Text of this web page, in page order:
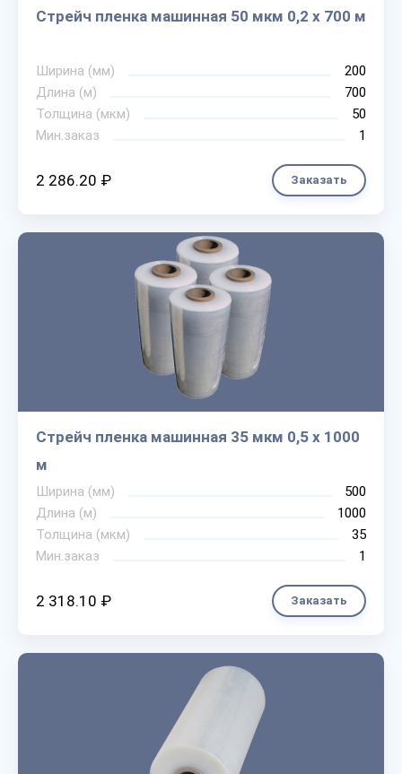
Стрейч пленка машинная 50 мкм 0,2 х 700 м
Ширина (мм)
200
Длина (м)
700
Толщина (мкм)
50
Мин.заказ
1
2 286.20 ₽ Заказать
Стрейч пленка машинная 35 мкм 0,5 х 1000
м
Ширина (мм)
500
Длина (м)
1000
Толщина (мкм)
35
Мин.заказ
1
2 318.10 ₽ Заказать